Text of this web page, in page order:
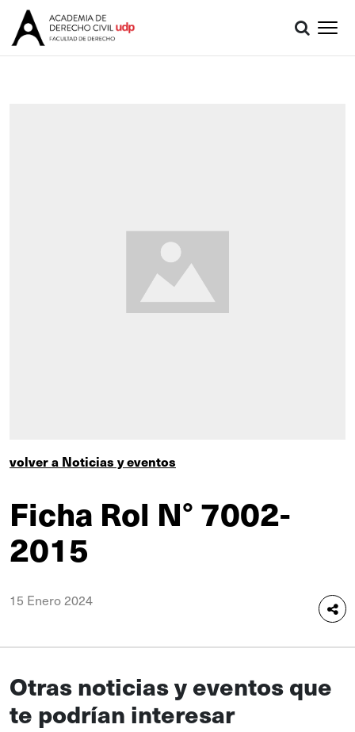
volver a Noticias y eventos
Ficha Rol N° 7002-
2015
15 Enero 2024
Otras noticias y eventos que
te podrían interesar